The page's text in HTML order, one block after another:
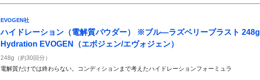
EVOGEN社
ハイドレーション（電解質パウダー） ※ブル―ラズベリーブラスト 248g
Hydration EVOGEN（エボジェン/エヴォジェン）
248g（約30回分）
電解質だけでは終わらない。コンディションまで考えたハイドレーションフォーミュラ